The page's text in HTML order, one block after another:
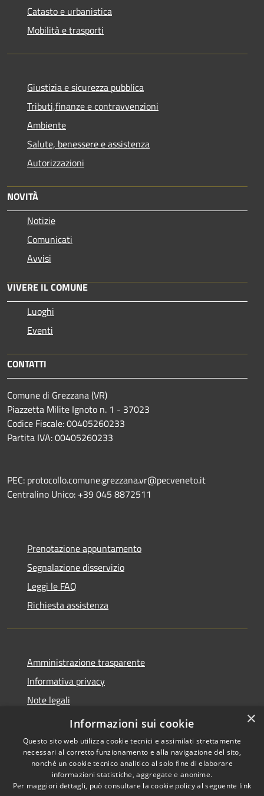
Catasto e urbanistica
Mobilità e trasporti
Giustizia e sicurezza pubblica
Tributi,finanze e contravvenzioni
Ambiente
Salute, benessere e assistenza
Autorizzazioni
NOVITÀ
Notizie
Comunicati
Avvisi
VIVERE IL COMUNE
Luoghi
Eventi
CONTATTI
Comune di Grezzana (VR)
Piazzetta Milite Ignoto n. 1 - 37023
Codice Fiscale: 00405260233
Partita IVA: 00405260233
PEC: protocollo.comune.grezzana.vr@pecveneto.it
Centralino Unico: +39 045 8872511
Prenotazione appuntamento
Segnalazione disservizio
Leggi le FAQ
Richiesta assistenza
Amministrazione trasparente
Informativa privacy
Note legali
Dichiarazione di accessibilità
Accessibilità
Copyright © 2026 • Comune di
Grezzana • Powered by
×
Informazioni sui cookie
Questo sito web utilizza cookie tecnici e assimilati strettamente
necessari al corretto funzionamento e alla navigazione del sito,
nonché un cookie tecnico analitico al solo fine di elaborare
informazioni statistiche, aggregate e anonime.
Per maggiori dettagli, può consultare la cookie policy al seguente link